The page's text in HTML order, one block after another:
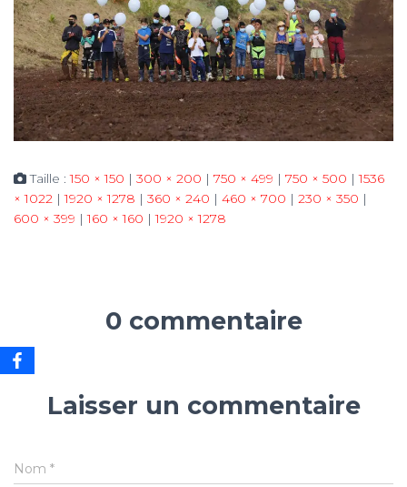
Taille :150 × 150 | 300 × 200 | 750 × 499 | 750 × 500 | 1536
× 1022 | 1920 × 1278 | 360 × 240 | 460 × 700 | 230 × 350 |
600 × 399 | 160 × 160 | 1920 × 1278
0 commentaire
Laisser un commentaire
Nom *